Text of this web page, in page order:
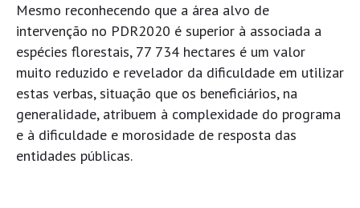
Mesmo reconhecendo que a área alvo de
intervenção no PDR2020 é superior à associada a
espécies florestais, 77 734 hectares é um valor
muito reduzido e revelador da dificuldade em utilizar
estas verbas, situação que os beneficiários, na
generalidade, atribuem à complexidade do programa
e à dificuldade e morosidade de resposta das
entidades públicas.